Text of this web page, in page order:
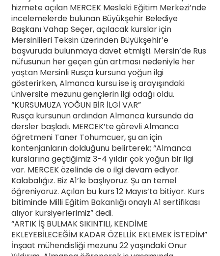
hizmete açılan MERCEK Mesleki Eğitim Merkezi’nde
incelemelerde bulunan Büyükşehir Belediye
Başkanı Vahap Seçer, açılacak kurslar için
Mersinlileri Teksin üzerinden Büyükşehir’e
başvuruda bulunmaya davet etmişti. Mersin’de Rus
nüfusunun her geçen gün artması nedeniyle her
yaştan Mersinli Rusça kursuna yoğun ilgi
gösterirken, Almanca kursu ise iş arayışındaki
üniversite mezunu gençlerin ilgi odağı oldu.
“KURSUMUZA YOĞUN BİR İLGİ VAR”
Rusça kursunun ardından Almanca kursunda da
dersler başladı. MERCEK’te görevli Almanca
öğretmeni Taner Tohumcuer, şu an için
kontenjanların dolduğunu belirterek; “Almanca
kurslarına geçtiğimiz 3-4 yıldır çok yoğun bir ilgi
var. MERCEK özelinde de o ilgi devam ediyor.
Kalabalığız. Biz A1’le başlıyoruz. Şu an temel
öğreniyoruz. Açılan bu kurs 12 Mayıs’ta bitiyor. Kurs
bitiminde Milli Eğitim Bakanlığı onaylı A1 sertifikası
alıyor kursiyerlerimiz” dedi.
“ARTIK İŞ BULMAK SIKINTILI, KENDİME
EKLEYEBİLECEĞİM KADAR ÖZELLİK EKLEMEK İSTEDİM”
İnşaat mühendisliği mezunu 22 yaşındaki Onur